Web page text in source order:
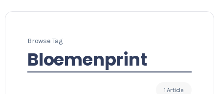
Browse Tag
Bloemenprint
1 Article